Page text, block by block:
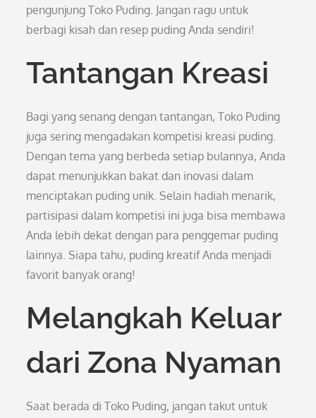
pengunjung Toko Puding. Jangan ragu untuk
berbagi kisah dan resep puding Anda sendiri!
Tantangan Kreasi
Bagi yang senang dengan tantangan, Toko Puding
juga sering mengadakan kompetisi kreasi puding.
Dengan tema yang berbeda setiap bulannya, Anda
dapat menunjukkan bakat dan inovasi dalam
menciptakan puding unik. Selain hadiah menarik,
partisipasi dalam kompetisi ini juga bisa membawa
Anda lebih dekat dengan para penggemar puding
lainnya. Siapa tahu, puding kreatif Anda menjadi
favorit banyak orang!
Melangkah Keluar
dari Zona Nyaman
Saat berada di Toko Puding, jangan takut untuk